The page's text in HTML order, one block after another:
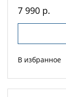
7 990 р.
В избранное